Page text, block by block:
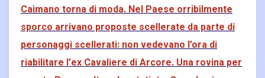
Caimano torna di moda. Nel Paese orribilmente
sporco arrivano proposte scellerate da parte di
personaggi scellerati: non vedevano l’ora di
riabilitare l’ex Cavaliere di Arcore. Una rovina per